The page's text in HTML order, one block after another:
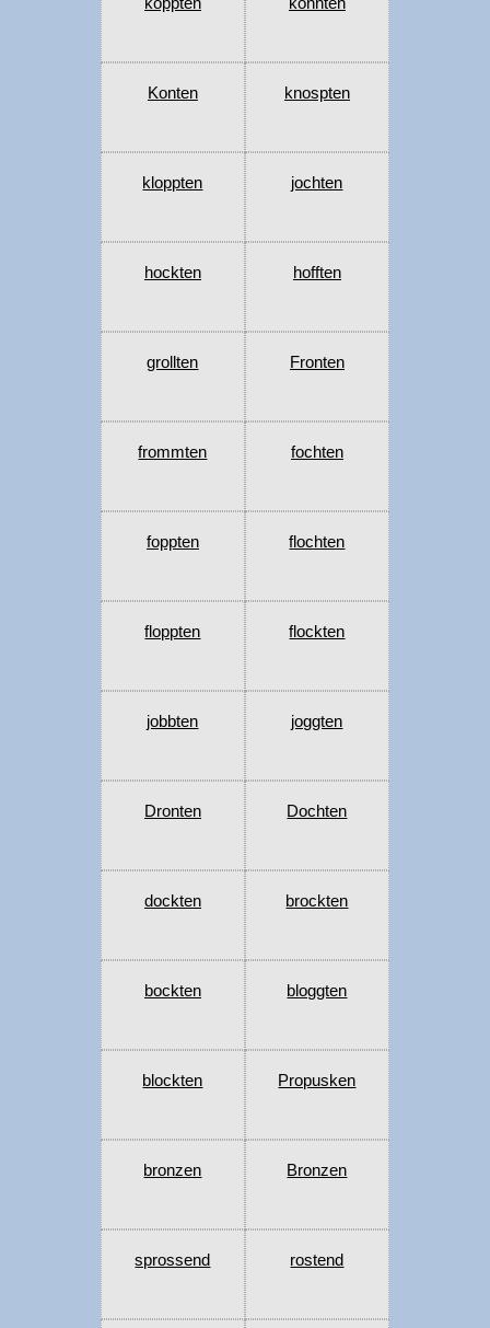
Konten knospten
kloppten jochten
hockten hofften
grollten Fronten
frommten fochten
foppten flochten
floppten flockten
jobbten joggten
Dronten Dochten
dockten brockten
bockten bloggten
blockten Propusken
bronzen Bronzen
sprossend rostend